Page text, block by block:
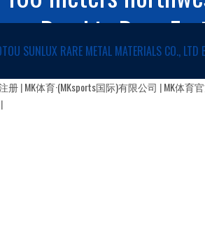
Road in Rare
Region
SUNLUX RARE METAL MATERIALS CO., LTD
号
册|MK体育·(MKsports国际)有限公司 |MK体育
|